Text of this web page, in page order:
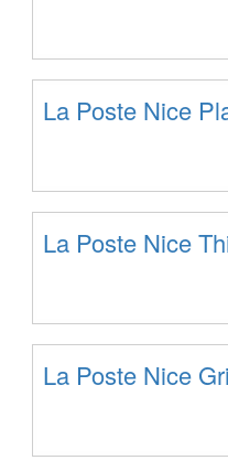
La Poste Nice
La Poste Nice
La Poste Nice